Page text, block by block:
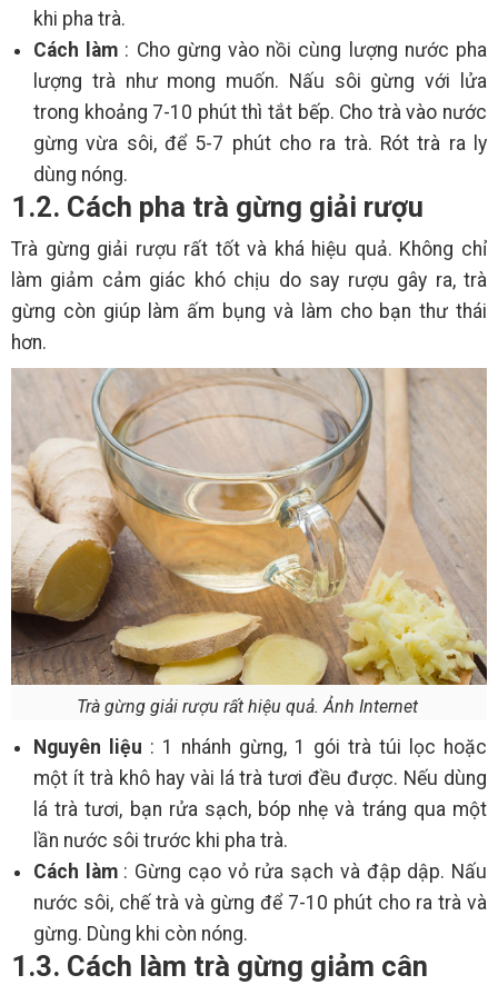
khi pha trà.
Cách làm : Cho gừng vào nồi cùng lượng nước pha
lượng trà như mong muốn. Nấu sôi gừng với lửa
trong khoảng 7-10 phút thì tắt bếp. Cho trà vào nước
gừng vừa sôi, để 5-7 phút cho ra trà. Rót trà ra ly
dùng nóng.
1.2. Cách pha trà gừng giải rượu
Trà gừng giải rượu rất tốt và khá hiệu quả. Không chỉ
làm giảm cảm giác khó chịu do say rượu gây ra, trà
gừng còn giúp làm ấm bụng và làm cho bạn thư thái
hơn.
Trà gừng giải rượu rất hiệu quả. Ảnh Internet
Nguyên liệu : 1 nhánh gừng, 1 gói trà túi lọc hoặc
một ít trà khô hay vài lá trà tươi đều được. Nếu dùng
lá trà tươi, bạn rửa sạch, bóp nhẹ và tráng qua một
lần nước sôi trước khi pha trà.
Cách làm: Gừng cạo vỏ rửa sạch và đập dập. Nấu
nước sôi, chế trà và gừng để 7-10 phút cho ra trà và
gừng. Dùng khi còn nóng.
1.3. Cách làm trà gừng giảm cân